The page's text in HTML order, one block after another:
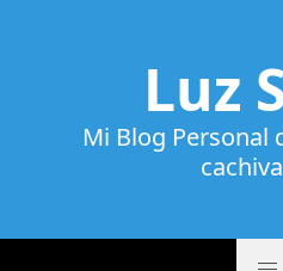
Luz
Mi Blog Personal